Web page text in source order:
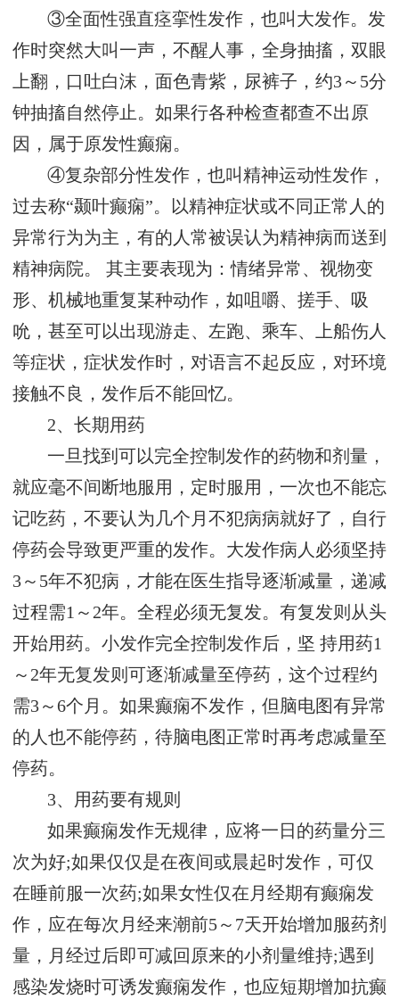
③全面性强直痉挛性发作，也叫大发作。发
作时突然大叫一声，不醒人事，全身抽搐，双眼
上翻，口吐白沫，面色青紫，尿裤子，约3～5分
钟抽搐自然停止。如果行各种检查都查不出原
因，属于原发性癫痫。
④复杂部分性发作，也叫精神运动性发作，
过去称“颞叶癫痫”。以精神症状或不同正常人的
异常行为为主，有的人常被误认为精神病而送到
精神病院。 其主要表现为：情绪异常、视物变
形、机械地重复某种动作，如咀嚼、搓手、吸
吮，甚至可以出现游走、左跑、乘车、上船伤人
等症状，症状发作时，对语言不起反应，对环境
接触不良，发作后不能回忆。
2、长期用药
一旦找到可以完全控制发作的药物和剂量，
就应毫不间断地服用，定时服用，一次也不能忘
记吃药，不要认为几个月不犯病病就好了，自行
停药会导致更严重的发作。大发作病人必须坚持
3～5年不犯病，才能在医生指导逐渐减量，递减
过程需1～2年。全程必须无复发。有复发则从头
开始用药。小发作完全控制发作后，坚 持用药1
～2年无复发则可逐渐减量至停药，这个过程约
需3～6个月。如果癫痫不发作，但脑电图有异常
的人也不能停药，待脑电图正常时再考虑减量至
停药。
3、用药要有规则
如果癫痫发作无规律，应将一日的药量分三
次为好;如果仅仅是在夜间或晨起时发作，可仅
在睡前服一次药;如果女性仅在月经期有癫痫发
作，应在每次月经来潮前5～7天开始增加服药剂
量，月经过后即可减回原来的小剂量维持;遇到
感染发烧时可诱发癫痫发作，也应短期增加抗癫